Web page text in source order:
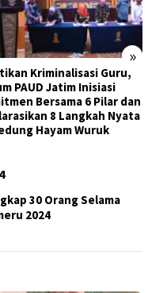
»
Kriminalisasi Guru,
PAUD Jatim Inisiasi
Bersama 6 Pilar dan
8 Langkah Nyata
Hayam Wuruk
30 Orang Selama
2024